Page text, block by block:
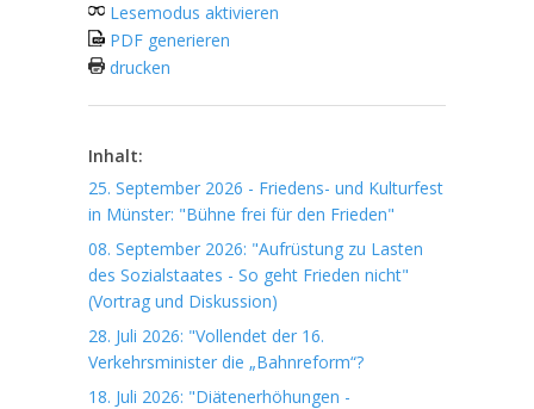
Lesemodus aktivieren
PDF generieren
drucken
Inhalt:
25. September 2026 - Friedens- und Kulturfest
in Münster: "Bühne frei für den Frieden"
08. September 2026: "Aufrüstung zu Lasten
des Sozialstaates - So geht Frieden nicht"
(Vortrag und Diskussion)
28. Juli 2026: "Vollendet der 16.
Verkehrsminister die „Bahnreform“?
18. Juli 2026: "Diätenerhöhungen -